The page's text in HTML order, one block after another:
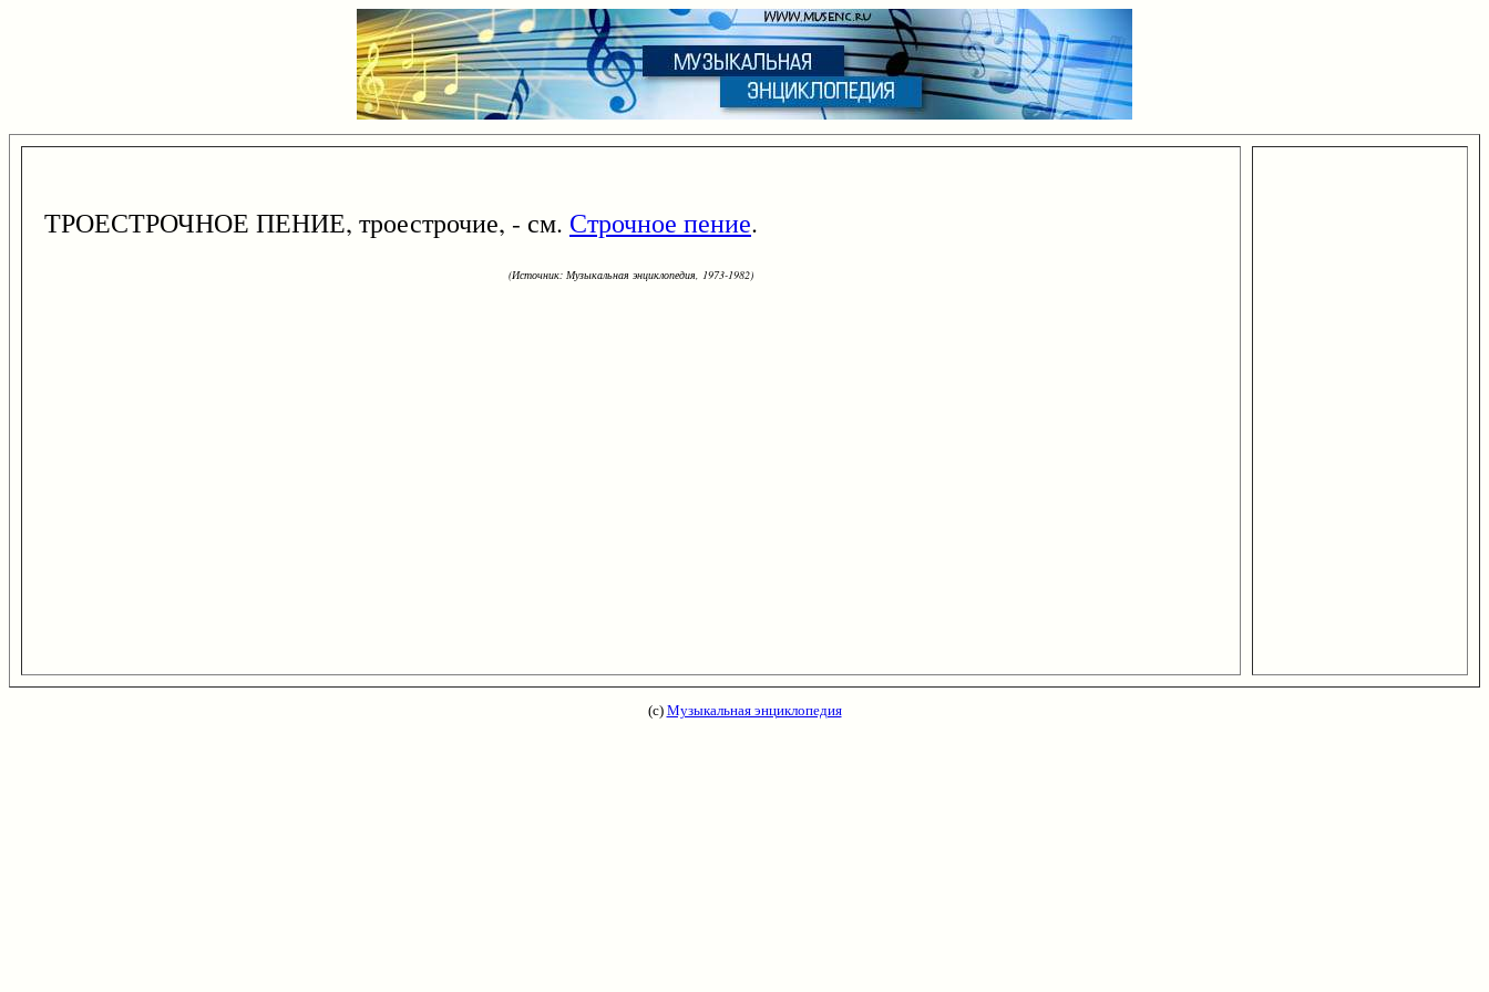
ТРОЕСТРОЧНОЕ ПЕНИЕ, троестрочие, - см. Строчное пение.
(Источник: Музыкальная энциклопедия, 1973-1982)
(с) Музыкальная энциклопедия